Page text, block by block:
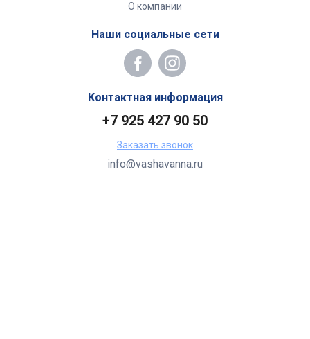
О компании
Наши социальные сети
Контактная информация
+7 925 427 90 50
Заказать звонок
info@vashavanna.ru